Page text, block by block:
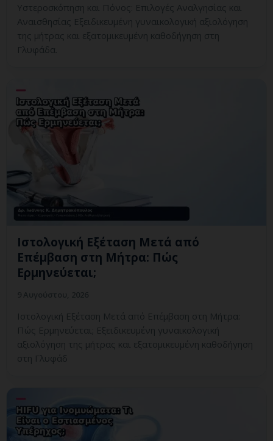
Υστεροσκόπηση και Πόνος: Επιλογές Αναλγησίας και
Αναισθησίας Εξειδικευμένη γυναικολογική αξιολόγηση
της μήτρας και εξατομικευμένη καθοδήγηση στη
Γλυφάδα.
Ιστολογική Εξέταση Μετά από
Επέμβαση στη Μήτρα: Πώς
Ερμηνεύεται;
Ιστολογική Εξέταση Μετά από Επέμβαση στη Μήτρα:
Πώς Ερμηνεύεται; Εξειδικευμένη γυναικολογική
αξιολόγηση της μήτρας και εξατομικευμένη καθοδήγηση
στη Γλυφάδ